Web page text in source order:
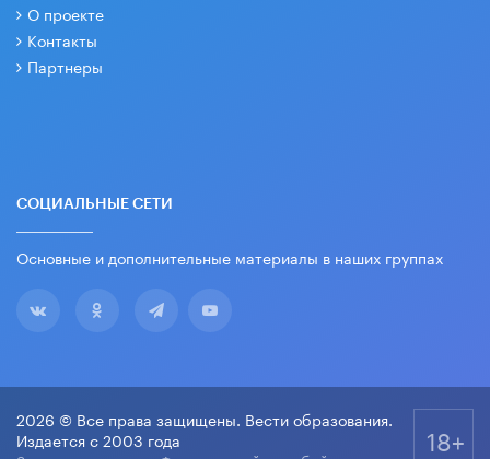
О проекте
Контакты
Партнеры
СОЦИАЛЬНЫЕ СЕТИ
Основные и дополнительные материалы в наших группах
2026 © Все права защищены. Вести образования.
Издается с 2003 года
18+